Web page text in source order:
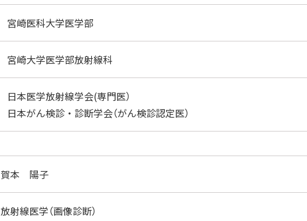
宮崎医科大学医学部
宮崎大学医学部放射線科
日本医学放射線学会(専門医）
日本がん検診・診断学会（がん検診認定医）
賀本 陽子
放射線医学（画像診断）